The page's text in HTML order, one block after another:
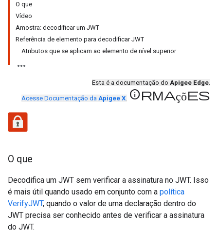
O que
Vídeo
Amostra: decodificar um JWT
Referência de elemento para decodificar JWT
Atributos que se aplicam ao elemento de nível superior
Esta é a documentação do Apigee Edge.
Acesse Documentação da Apigee X. informações
O que
Decodifica um JWT sem verificar a assinatura no JWT. Isso
é mais útil quando usado em conjunto com a política
VerifyJWT, quando o valor de uma declaração dentro do
JWT precisa ser conhecido antes de verificar a assinatura
do JWT.